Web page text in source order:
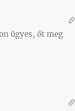
ügyes, őt meg